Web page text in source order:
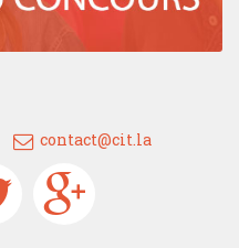
contact@cit.la